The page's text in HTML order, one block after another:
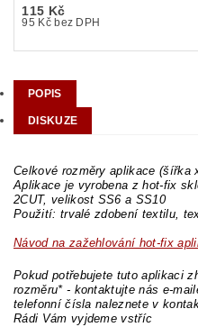
115 Kč
95 Kč bez DPH
POPIS
DISKUZE
Celkové rozměry aplikace
Aplikace je vyrobena z hot-fix
2CUT, velikost SS6 a SS10
Použití: trvalé zdobení textilu,
Návod na zažehlování hot-fix
Pokud potřebujete tuto aplikaci
rozměru* - kontaktujte nás e-
telefonní čísla naleznete v
Rádi Vám vyjdeme vstříc